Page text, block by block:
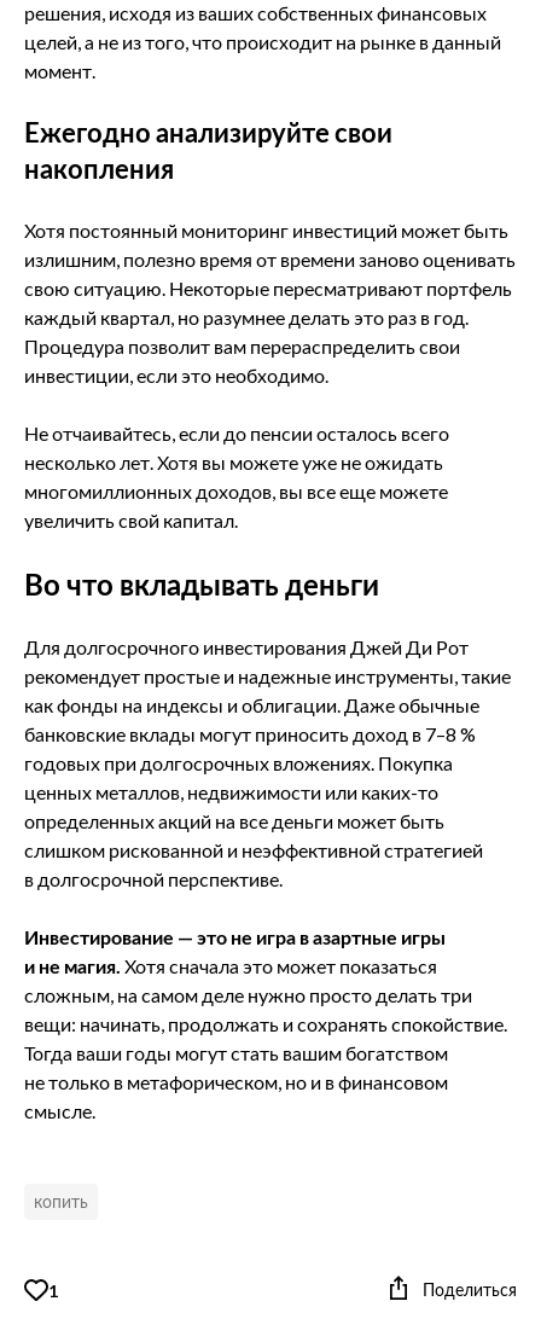
решения, исходя из ваших собственных финансовых
целей, а не из того, что происходит на рынке в данный
момент.
Ежегодно анализируйте свои
накопления
Хотя постоянный мониторинг инвестиций может быть
излишним, полезно время от времени заново оценивать
свою ситуацию. Некоторые пересматривают портфель
каждый квартал, но разумнее делать это раз в год.
Процедура позволит вам перераспределить свои
инвестиции, если это необходимо.
Не отчаивайтесь, если до пенсии осталось всего
несколько лет. Хотя вы можете уже не ожидать
многомиллионных доходов, вы все еще можете
увеличить свой капитал.
Во что вкладывать деньги
Для долгосрочного инвестирования Джей Ди Рот
рекомендует простые и надежные инструменты, такие
как фонды на индексы и облигации. Даже обычные
банковские вклады могут приносить доход в 7–8 %
годовых при долгосрочных вложениях. Покупка
ценных металлов, недвижимости или каких-то
определенных акций на все деньги может быть
слишком рискованной и неэффективной стратегией
в долгосрочной перспективе.
Инвестирование — это не игра в азартные игры
и не магия. Хотя сначала это может показаться
сложным, на самом деле нужно просто делать три
вещи: начинать, продолжать и сохранять спокойствие.
Тогда ваши годы могут стать вашим богатством
не только в метафорическом, но и в финансовом
смысле.
копить
1 Поделиться